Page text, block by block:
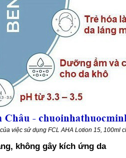
việc sử dụng FCL AHA Lotion 15, 100ml
không gây kích ứng da